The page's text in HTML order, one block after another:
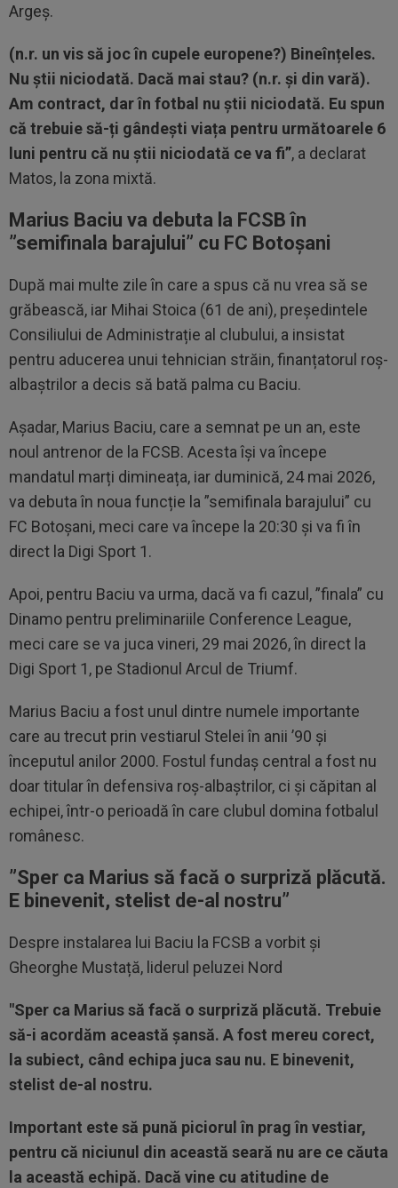
Argeș.
(n.r. un vis să joc în cupele europene?) Bineînțeles.
Nu știi niciodată. Dacă mai stau? (n.r. și din vară).
Am contract, dar în fotbal nu știi niciodată. Eu spun
că trebuie să-ți gândești viața pentru următoarele 6
luni pentru că nu știi niciodată ce va fi”, a declarat
Matos, la zona mixtă.
Marius Baciu va debuta la FCSB în
”semifinala barajului” cu FC Botoșani
După mai multe zile în care a spus că nu vrea să se
grăbească, iar Mihai Stoica (61 de ani), președintele
Consiliului de Administrație al clubului, a insistat
pentru aducerea unui tehnician străin, finanțatorul roș-
albaștrilor a decis să bată palma cu Baciu.
Așadar, Marius Baciu, care a semnat pe un an, este
noul antrenor de la FCSB. Acesta își va începe
mandatul marți dimineața, iar duminică, 24 mai 2026,
va debuta în noua funcție la ”semifinala barajului” cu
FC Botoșani, meci care va începe la 20:30 și va fi în
direct la Digi Sport 1.
Apoi, pentru Baciu va urma, dacă va fi cazul, ”finala” cu
Dinamo pentru preliminariile Conference League,
meci care se va juca vineri, 29 mai 2026, în direct la
Digi Sport 1, pe Stadionul Arcul de Triumf.
Marius Baciu a fost unul dintre numele importante
care au trecut prin vestiarul Stelei în anii ’90 și
începutul anilor 2000. Fostul fundaș central a fost nu
doar titular în defensiva roș-albaștrilor, ci și căpitan al
echipei, într-o perioadă în care clubul domina fotbalul
românesc.
”Sper ca Marius să facă o surpriză plăcută.
E binevenit, stelist de-al nostru”
Despre instalarea lui Baciu la FCSB a vorbit și
Gheorghe Mustață, liderul peluzei Nord
"Sper ca Marius să facă o surpriză plăcută. Trebuie
să-i acordăm această șansă. A fost mereu corect,
la subiect, când echipa juca sau nu. E binevenit,
stelist de-al nostru.
Important este să pună piciorul în prag în vestiar,
pentru că niciunul din această seară nu are ce căuta
la această echipă. Dacă vine cu atitudine de